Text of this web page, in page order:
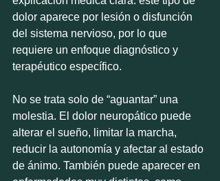
dolor aparece por lesión o disfunción
del sistema nervioso, por lo que
requiere un enfoque diagnóstico y
terapéutico específico.
No se trata solo de “aguantar” una
molestia. El dolor neuropático puede
alterar el sueño, limitar la marcha,
reducir la autonomía y afectar al estado
de ánimo. También puede aparecer en